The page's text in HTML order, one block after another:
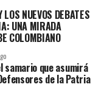
NUEVOS DEBATES
UNA MIRADA
COLOMBIANO
samario que asumirá
de la Patria